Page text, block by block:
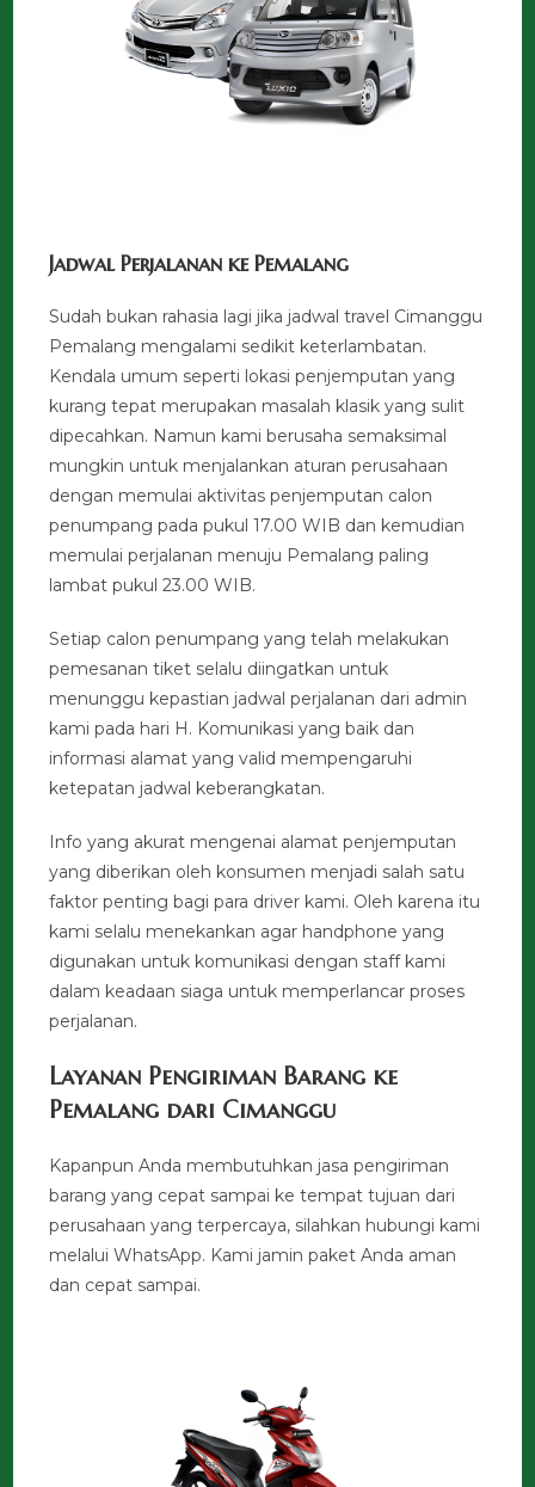
Jadwal Perjalanan ke Pemalang
Sudah bukan rahasia lagi jika jadwal travel Cimanggu
Pemalang mengalami sedikit keterlambatan.
Kendala umum seperti lokasi penjemputan yang
kurang tepat merupakan masalah klasik yang sulit
dipecahkan. Namun kami berusaha semaksimal
mungkin untuk menjalankan aturan perusahaan
dengan memulai aktivitas penjemputan calon
penumpang pada pukul 17.00 WIB dan kemudian
memulai perjalanan menuju Pemalang paling
lambat pukul 23.00 WIB.
Setiap calon penumpang yang telah melakukan
pemesanan tiket selalu diingatkan untuk
menunggu kepastian jadwal perjalanan dari admin
kami pada hari H. Komunikasi yang baik dan
informasi alamat yang valid mempengaruhi
ketepatan jadwal keberangkatan.
Info yang akurat mengenai alamat penjemputan
yang diberikan oleh konsumen menjadi salah satu
faktor penting bagi para driver kami. Oleh karena itu
kami selalu menekankan agar handphone yang
digunakan untuk komunikasi dengan staff kami
dalam keadaan siaga untuk memperlancar proses
perjalanan.
Layanan Pengiriman Barang ke
Pemalang dari Cimanggu
Kapanpun Anda membutuhkan jasa pengiriman
barang yang cepat sampai ke tempat tujuan dari
perusahaan yang terpercaya, silahkan hubungi kami
melalui WhatsApp. Kami jamin paket Anda aman
dan cepat sampai.